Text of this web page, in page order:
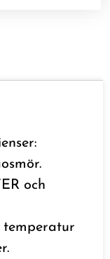
och
temperatur